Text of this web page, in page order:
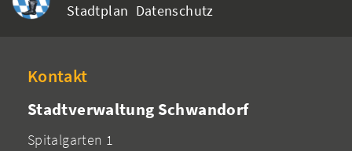
Stadtplan Datenschutz
Kontakt
Stadtverwaltung Schwandorf
Spitalgarten 1